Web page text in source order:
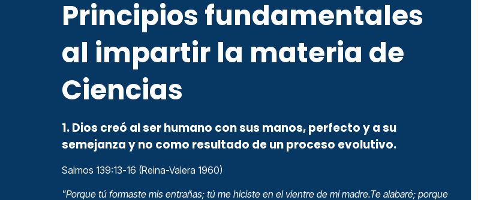
Principios fundamentales
al impartir la materia de
Ciencias
1. Dios creó al ser humano con sus manos, perfecto y a su
semejanza y no como resultado de un proceso evolutivo.
Salmos 139:13-16 (Reina-Valera 1960)
"Porque tú formaste mis entrañas; tú me hiciste en el vientre de mi madre.Te alabaré; porque